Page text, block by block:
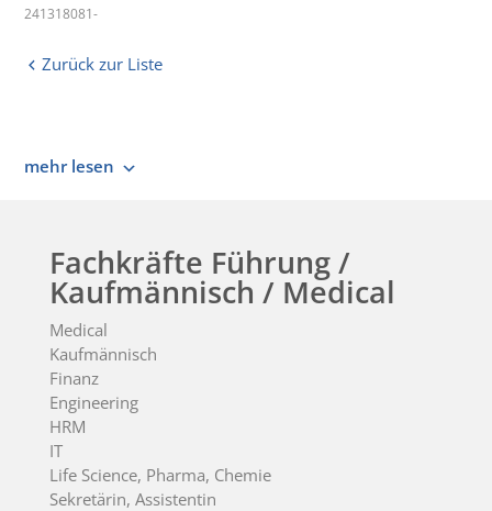
241318081-
Zurück zur Liste
mehr lesen
Fachkräfte Führung /
Kaufmännisch / Medical
Medical
Kaufmännisch
Finanz
Engineering
HRM
IT
Life Science, Pharma, Chemie
Sekretärin, Assistentin